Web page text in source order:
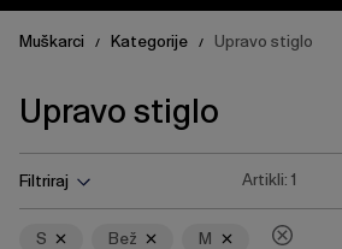
Muškarci / Kategorije / Upravo stiglo
Upravo stiglo
tipku
Enter
za
Filtriraj Artikli:1
S Bež M